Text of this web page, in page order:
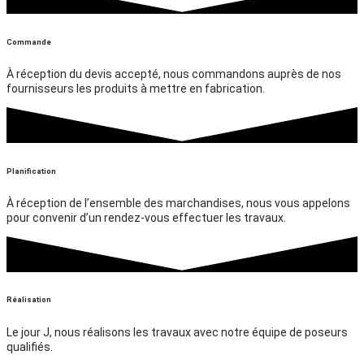
Commande
À réception du devis accepté, nous commandons auprès de nos
fournisseurs les produits à mettre en fabrication.
Planification
À réception de l’ensemble des marchandises, nous vous appelons
pour convenir d’un rendez-vous effectuer les travaux.
Réalisation
Le jour J, nous réalisons les travaux avec notre équipe de poseurs
qualifiés.